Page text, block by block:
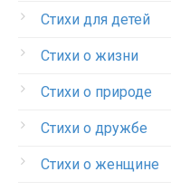
Стихи для детей
Стихи о жизни
Стихи о природе
Стихи о дружбе
Стихи о женщине